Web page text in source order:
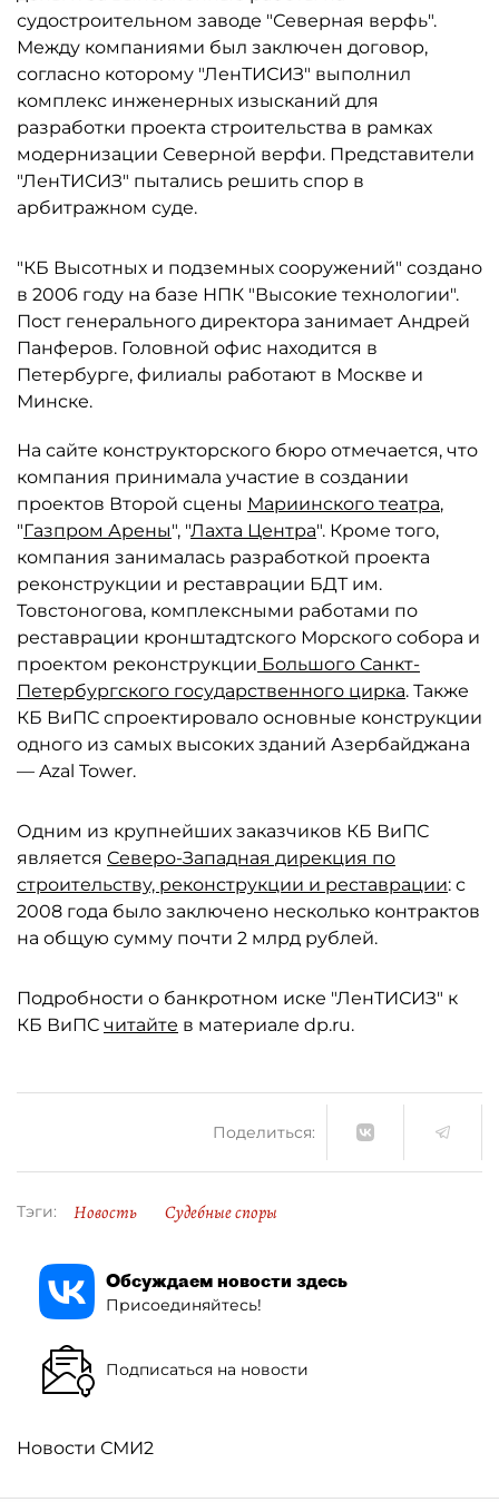
судостроительном заводе "Северная верфь".
Между компаниями был заключен договор,
согласно которому "ЛенТИСИЗ" выполнил
комплекс инженерных изысканий для
разработки проекта строительства в рамках
модернизации Северной верфи. Представители
"ЛенТИСИЗ" пытались решить спор в
арбитражном суде.
"КБ Высотных и подземных сооружений" создано
в 2006 году на базе НПК "Высокие технологии".
Пост генерального директора занимает Андрей
Панферов. Головной офис находится в
Петербурге, филиалы работают в Москве и
Минске.
На сайте конструкторского бюро отмечается, что
компания принимала участие в создании
проектов Второй сцены Мариинского театра,
"Газпром Арены", "Лахта Центра". Кроме того,
компания занималась разработкой проекта
реконструкции и реставрации БДТ им.
Товстоногова, комплексными работами по
реставрации кронштадтского Морского собора и
проектом реконструкции Большого Санкт-
Петербургского государственного цирка. Также
КБ ВиПС спроектировало основные конструкции
одного из самых высоких зданий Азербайджана
— Azal Tower.
Одним из крупнейших заказчиков КБ ВиПС
является Северо-Западная дирекция по
строительству, реконструкции и реставрации: с
2008 года было заключено несколько контрактов
на общую сумму почти 2 млрд рублей.
Подробности о банкротном иске "ЛенТИСИЗ" к
КБ ВиПС читайте в материале dp.ru.
Поделиться:
Тэги: Новость Судебные споры
Обсуждаем новости здесь
Присоединяйтесь!
Подписаться на новости
Новости СМИ2